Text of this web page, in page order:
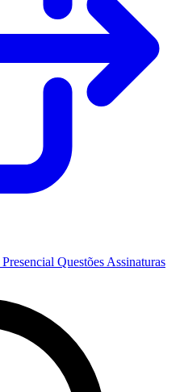
Presencial Questões Assinaturas